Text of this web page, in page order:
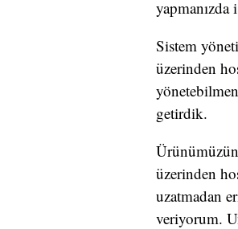
yapmanızda
Sistem
üzerinden
getirdik.
üzerinden
uzatmadan
veriyorum.